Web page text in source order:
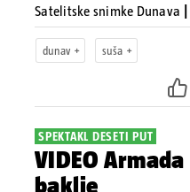
Satelitske snimke Dunava
dunav suša
SPEKTAKL DESETI PUT
VIDEO
baklje